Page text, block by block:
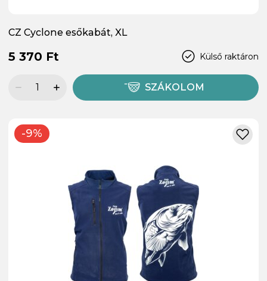
CZ Cyclone esőkabát, XL
Külső raktáron
5 370 Ft
SZÁKOLOM
-9%